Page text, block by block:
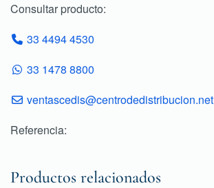
Consultar producto:
33 4494 4530
33 1478 8800
ventascedis@centrodedistribucion.net
Referencia:
Productos relacionados